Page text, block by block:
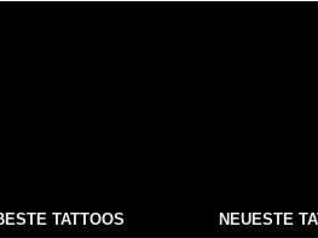
TATTOOS NEUESTE